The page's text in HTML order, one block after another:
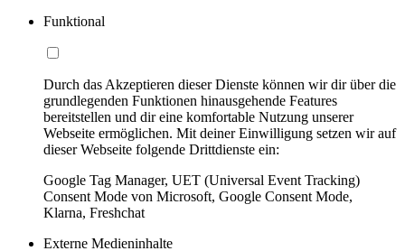
Funktional
Durch das Akzeptieren dieser Dienste können wir dir über die
grundlegenden Funktionen hinausgehende Features
bereitstellen und dir eine komfortable Nutzung unserer
Webseite ermöglichen. Mit deiner Einwilligung setzen wir auf
dieser Webseite folgende Drittdienste ein:
Google Tag Manager, UET (Universal Event Tracking)
Consent Mode von Microsoft, Google Consent Mode,
Klarna, Freshchat
Externe Medieninhalte